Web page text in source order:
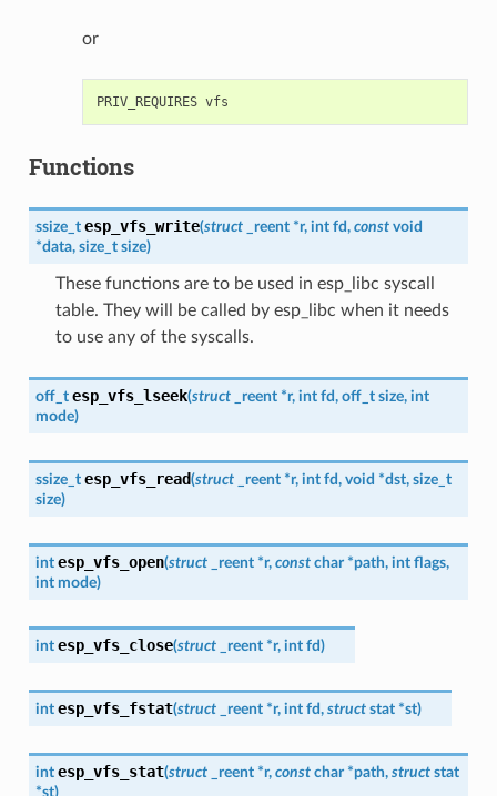
or
Functions
ssize_t esp_vfs_write(struct _reent *r, int fd, const void
*data, size_t size)
These functions are to be used in esp_libc syscall
table. They will be called by esp_libc when it needs
to use any of the syscalls.
off_t esp_vfs_lseek(struct _reent *r, int fd, off_t size, int
mode)
ssize_t esp_vfs_read(struct _reent *r, int fd, void *dst, size_t
size)
int esp_vfs_open(struct _reent *r, const char *path, int flags,
int mode)
int esp_vfs_close(struct _reent *r, int fd)
int esp_vfs_fstat(struct _reent *r, int fd, struct stat *st)
int esp_vfs_stat(struct _reent *r, const char *path, struct stat
*st)